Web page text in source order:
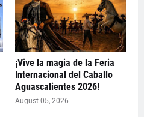
¡Vive la magia de la Feria
Internacional del Caballo
Aguascalientes 2026!
August 05, 2026